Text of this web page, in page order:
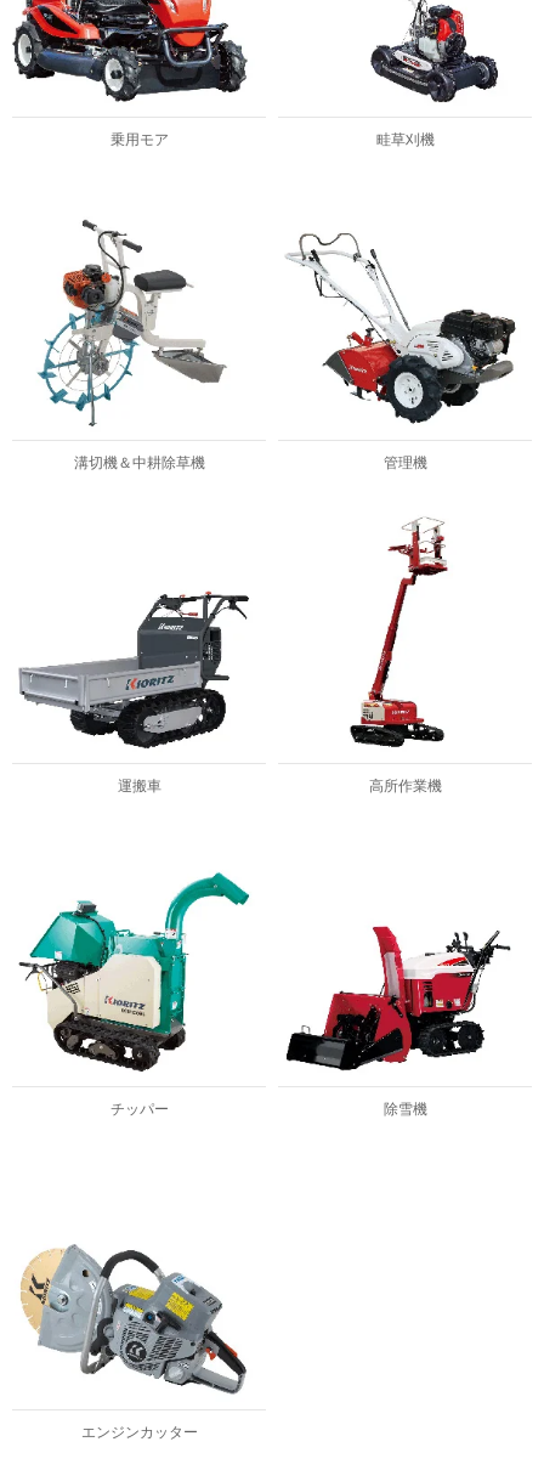
乗用モア 畦草刈機
溝切機＆中耕除草機 管理機
運搬車 高所作業機
チッパー 除雪機
エンジンカッター